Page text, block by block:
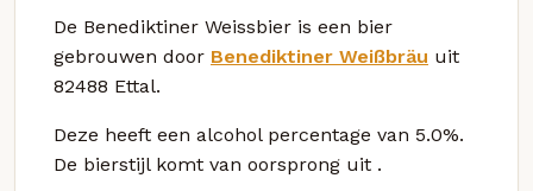
De Benediktiner Weissbier is een bier
gebrouwen door Benediktiner Weißbräu uit
82488 Ettal.
Deze heeft een alcohol percentage van 5.0%.
De bierstijl komt van oorsprong uit .